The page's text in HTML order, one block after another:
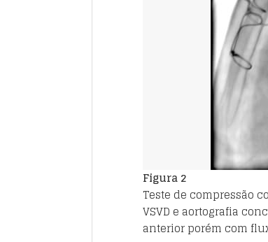
Figura 2
Teste de compressão
VSVD e aortografia
anterior porém com